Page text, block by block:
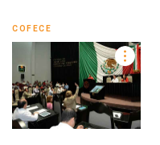
COFECE